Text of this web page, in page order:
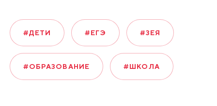
#ДЕТИ #ЕГЭ #ЗЕЯ
#ОБРАЗОВАНИЕ #ШКОЛА